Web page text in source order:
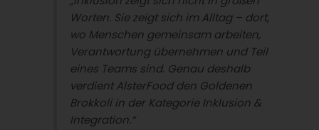
Worten. Sie zeigt sich im Alltag – dort,
wo Menschen gemeinsam arbeiten,
Verantwortung übernehmen und Teil
eines Teams sind. Genau deshalb
verdient AlsterFood den Goldenen
Brokkoli in der Kategorie Inklusion &
Integration.“